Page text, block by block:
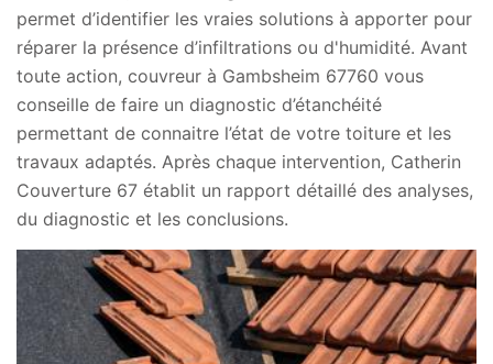
permet d’identifier les vraies solutions à apporter pour
réparer la présence d’infiltrations ou d'humidité. Avant
toute action, couvreur à Gambsheim 67760 vous
conseille de faire un diagnostic d’étanchéité
permettant de connaitre l’état de votre toiture et les
travaux adaptés. Après chaque intervention, Catherin
Couverture 67 établit un rapport détaillé des analyses,
du diagnostic et les conclusions.